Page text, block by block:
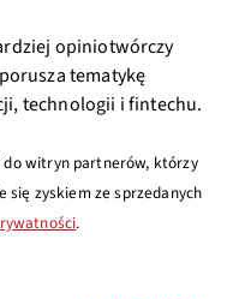
opiniotwórczy
tematykę
technologii i fintechu.
do witryn partnerów, którzy
się zyskiem ze sprzedanych
.